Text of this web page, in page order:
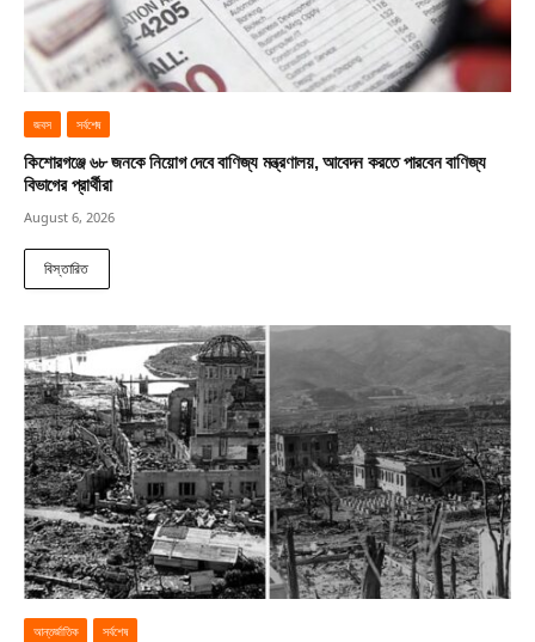
জবস সর্বশেষ
কিশোরগঞ্জে ৬৮ জনকে নিয়োগ দেবে বাণিজ্য মন্ত্রণালয়, আবেদন করতে পারবেন বাণিজ্য
বিভাগের প্রার্থীরা
August 6, 2026
বিস্তারিত
আন্তর্জাতিক সর্বশেষ